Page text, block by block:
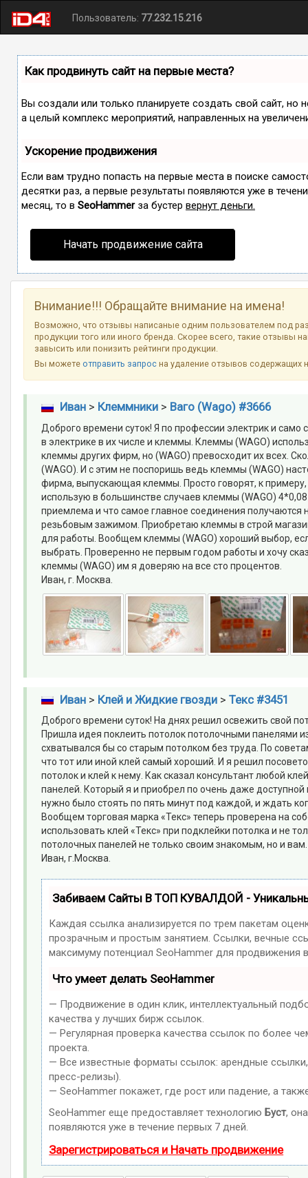
Пользователь: 77.232.15.216
Как продвинуть сайт на первые места?
Вы создали или только планируете создать свой сайт, но
а целый комплекс мероприятий, направленных на
Ускорение продвижения
Если вам трудно попасть на первые места в поиске
десятки раз, а первые результаты появляются уже в
месяц, то в SeoHammerза бустер вернут деньги.
Начать продвижение сайта
Внимание!!! Обращайте внимание на имена!
Возможно, что отзывы написаные одним пользователем под
продукции того или иного бренда. Скорее всего, такие отзывы
завысить или понизить рейтинги продукции.
Вы можетеотправить запрос на удаление отзывов
Иван> Клеммники> Ваго (Wago) #3666
Доброго времени суток! Я по профессии электрик и
в электрике в их числе и клеммы. Клеммы (WAGO)
клеммы других фирм, но (WAGO) превосходит их всех.
(WAGO). И с этим не поспоришь ведь клеммы (WAGO)
фирма, выпускающая клеммы. Просто говорят, к
использую в большинстве случаев клеммы (WAGO)
приемлема и что самое главное соединения
резьбовым зажимом. Приобретаю клеммы в строй
для работы. Вообщем клеммы (WAGO) хороший выбор,
выбрать. Проверенно не первым годом работы и хочу
клеммы (WAGO) им я доверяю на все сто процентов.
Иван, г. Москва.
Иван> Клей и Жидкие гвозди> Текс #3451
Доброго времени суток! На днях решил освежить свой
Пришла идея поклеить потолок потолочными панелями
схватывался бы со старым потолком без труда. По
что тот или иной клей самый хороший. И я решил
потолок и клей к нему. Как сказал консультант любой
панелей. Который я и приобрел по очень даже
нужно было стоять по пять минут под каждой, и ждать
Вообщем торговая марка «Текс» теперь проверена на
использовать клей «Текс» при подклейки потолка и не
потолочных панелей не только своим знакомым, но и вам.
Иван, г.Москва.
Забиваем Сайты В ТОП КУВАЛДОЙ -
Каждая ссылка анализируется по трем пакетам
прозрачным и простым занятием. Ссылки, вечные
максимуму потенциал SeoHammer для продвижения
Что умеет делать SeoHammer
— Продвижение в один клик, интеллектуальный
качества у лучших бирж ссылок.
— Регулярная проверка качества ссылок по более
проекта.
— Все известные форматы ссылок: арендные
пресс-релизы).
— SeoHammer покажет, где рост или падение, а
SeoHammer еще предоставляет технологиюБуст,
появляются уже в течение первых 7 дней.
Зарегистрироваться и Начать продвижение